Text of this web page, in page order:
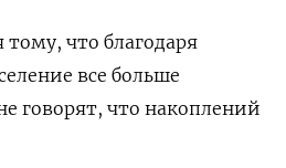
тому, что благодаря
все больше
говорят, что накоплений